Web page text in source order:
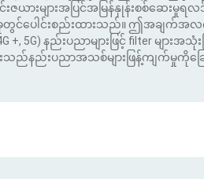
ားများအပြင်အမြန်နှုန်းစစ်ဆေးမှုရ
တွင်ပေါင်းစည်းထားသည်။ ဤအချက်အလ
5G) နည်းပညာများဖြင့် filter များအသုံး
သည်နည်းပညာအသစ်များဖြန့်ကျက်မှုကိုခြေ